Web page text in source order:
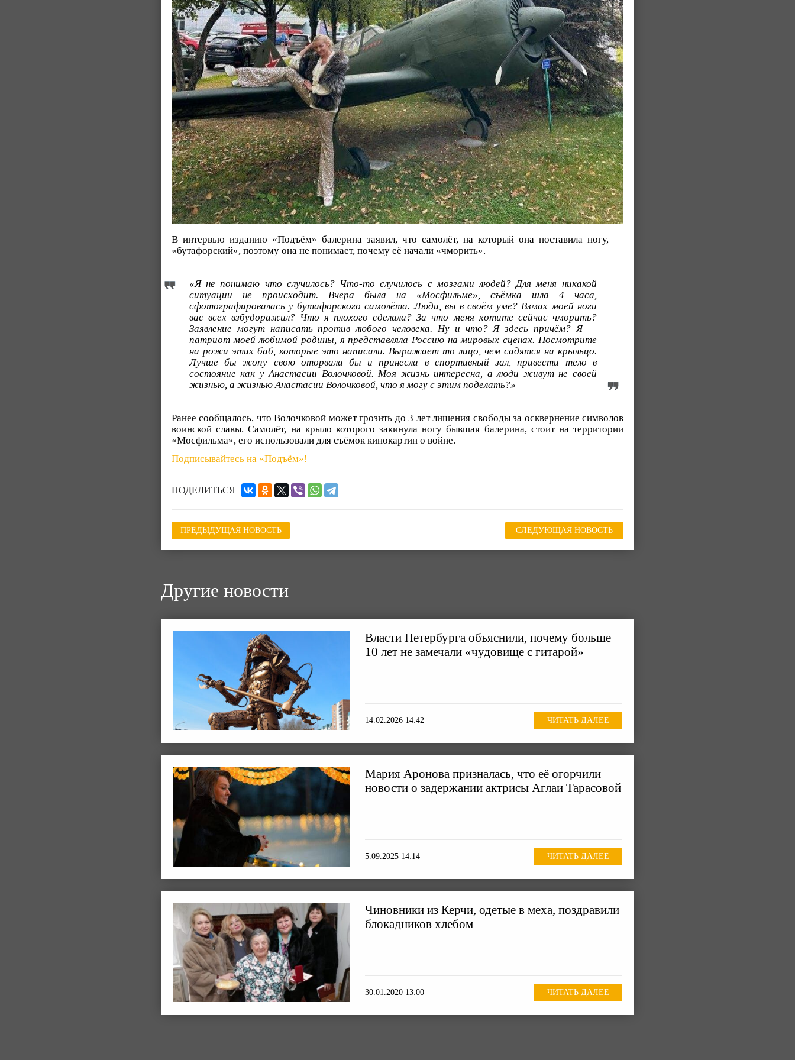
В интервью изданию «Подъём» балерина заявил, что самолёт, на который она поставила ногу, —
«бутафорский», поэтому она не понимает, почему её начали «чморить».
«Я не понимаю что случилось? Что-то случилось с мозгами людей? Для меня никакой
ситуации не происходит. Вчера была на «Мосфильме», съёмка шла 4 часа,
сфотографировалась у бутафорского самолёта. Люди, вы в своём уме? Взмах моей ноги
вас всех взбудоражил? Что я плохого сделала? За что меня хотите сейчас чморить?
Заявление могут написать против любого человека. Ну и что? Я здесь причём? Я —
патриот моей любимой родины, я представляла Россию на мировых сценах. Посмотрите
на рожи этих баб, которые это написали. Выражает то лицо, чем садятся на крыльцо.
Лучше бы жопу свою оторвала бы и принесла в спортивный зал, привести тело в
состояние как у Анастасии Волочковой. Моя жизнь интересна, а люди живут не своей
жизнью, а жизнью Анастасии Волочковой, что я могу с этим поделать?»
Ранее сообщалось, что Волочковой может грозить до 3 лет лишения свободы за осквернение символов
воинской славы. Самолёт, на крыло которого закинула ногу бывшая балерина, стоит на территории
«Мосфильма», его использовали для съёмок кинокартин о войне.
Подписывайтесь на «Подъём»!
ПОДЕЛИТЬСЯ
ПРЕДЫДУЩАЯ НОВОСТЬ СЛЕДУЮЩАЯ НОВОСТЬ
Другие новости
Власти Петербурга объяснили, почему больше
10 лет не замечали «чудовище с гитарой»
14.02.2026 14:42 ЧИТАТЬ ДАЛЕЕ
Мария Аронова призналась, что её огорчили
новости о задержании актрисы Аглаи Тарасовой
5.09.2025 14:14 ЧИТАТЬ ДАЛЕЕ
Чиновники из Керчи, одетые в меха, поздравили
блокадников хлебом
30.01.2020 13:00 ЧИТАТЬ ДАЛЕЕ